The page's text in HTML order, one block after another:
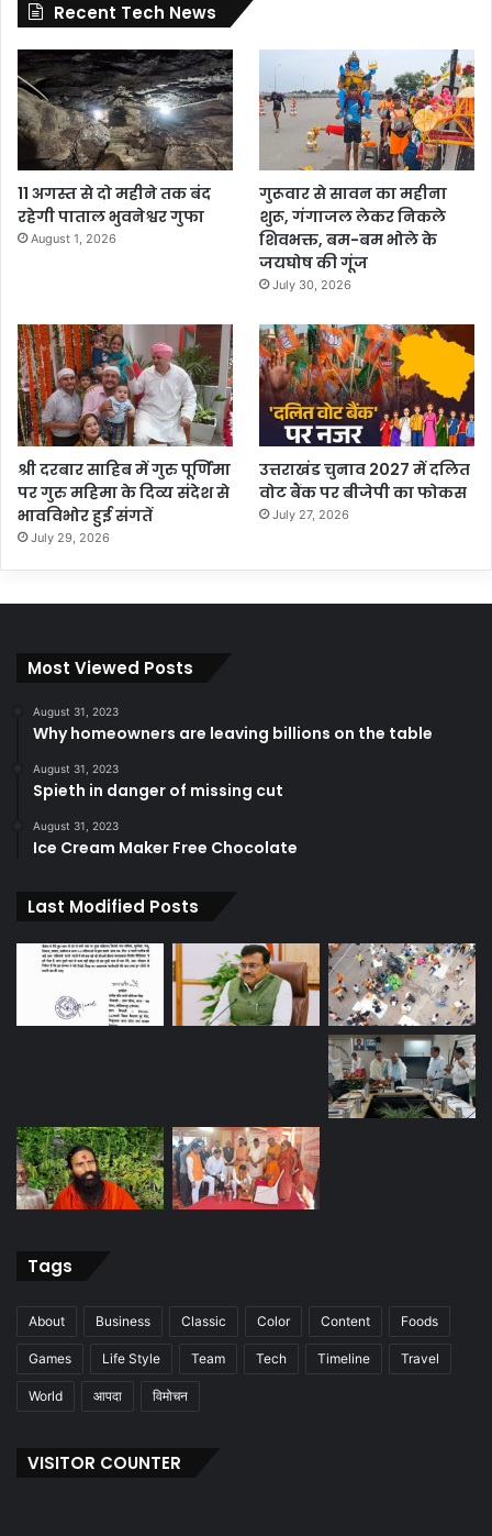
Recent Tech News
11 अगस्त से दो महीने तक बंद
रहेगी पाताल भुवनेश्वर गुफा
August 1, 2026
गुरूवार से सावन का महीना
शुरू, गंगाजल लेकर निकले
शिवभक्त, बम-बम भोले के
जयघोष की गूंज
July 30, 2026
श्री दरबार साहिब में गुरु पूर्णिमा
पर गुरु महिमा के दिव्य संदेश से
भावविभोर हुई संगतें
July 29, 2026
उत्तराखंड चुनाव 2027 में दलित
वोट बैंक पर बीजेपी का फोकस
July 27, 2026
Most Viewed Posts
August 31, 2023
Why homeowners are leaving billions on the table
August 31, 2023
Spieth in danger of missing cut
August 31, 2023
Ice Cream Maker Free Chocolate
Last Modified Posts
Tags
About Business Classic Color Content Foods
Games Life Style Team Tech Timeline Travel
World आपदा विमोचन
VISITOR COUNTER